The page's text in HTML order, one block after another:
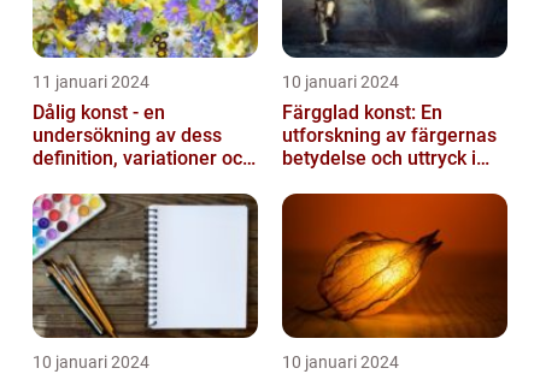
11 januari 2024
Dålig konst - en
undersökning av dess
definition, variationer och
10 januari 2024
Färgglad konst: En
utforskning av färgernas
betydelse och uttryck i
10 januari 2024 10 januari 2024